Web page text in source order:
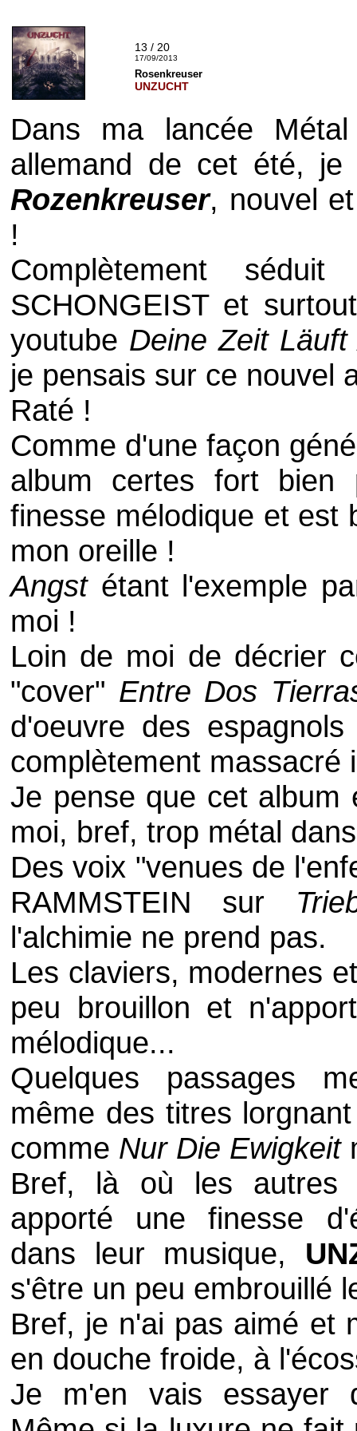
13 / 20
17/09/2013
Rosenkreuser
UNZUCHT
Dans ma lancée
allemand de cet été,
Rozenkreuser, nouvel
!
Complètement
SCHONGEISTet
youtube Deine Zeit Läuft
je pensais sur ce nouvel
Raté !
Comme d'une façon
album certes fort bien
finesse mélodique et est
mon oreille !
Angst étant l'exemple
moi !
Loin de moi de décrier
"cover" Entre Dos
d'oeuvre des
complètement massacré
Je pense que cet album
moi, bref, trop métal
Des voix "venues de
RAMMSTEIN sur
l'alchimie ne prend pas.
Les claviers, modernes
peu brouillon et
mélodique...
Quelques passages
même des titres
comme Nur Die Ewigkeit
Bref, là où les autres
apporté une finesse
dans leur musique,
s'être un peu embrouillé
Bref, je n'ai pas aimé et
en douche froide, à
Je m'en vais essayer